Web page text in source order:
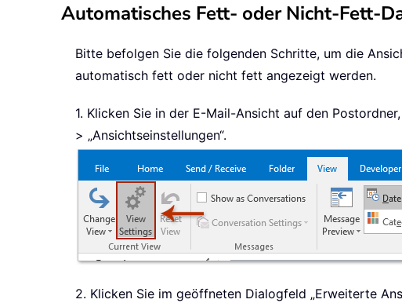
Automatisches Fett- oder Nicht-Fett-
Bitte befolgen Sie die folgenden Schritte, um die
automatisch fett oder nicht fett angezeigt werden.
1. Klicken Sie in der E-Mail-Ansicht auf den
> „Ansichtseinstellungen“.
2. Klicken Sie im geöffneten Dialogfeld „Erweiterte